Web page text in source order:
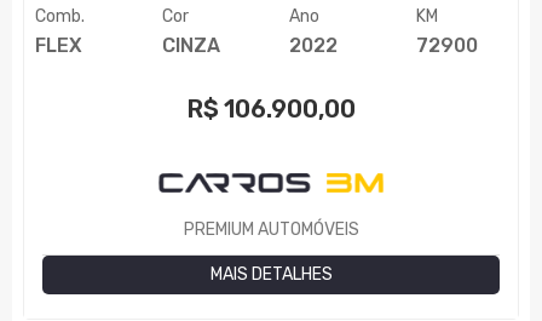
Comb.
FLEX
Cor
CINZA
Ano
2022
KM
72900
R$ 106.900,00
PREMIUM AUTOMÓVEIS
MAIS DETALHES